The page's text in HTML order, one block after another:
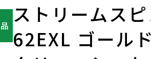
ストリームス
62EXL ゴール